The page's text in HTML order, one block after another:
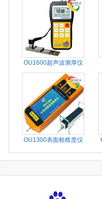
OU1600超声波测厚仪
OU1300表面粗糙度仪